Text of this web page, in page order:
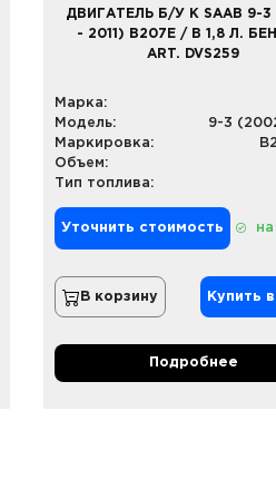
ДВИГАТЕЛЬ Б/У К SAAB 9-3
- 2011) B207E / B 1,8 Л.
ART. DVS259
Марка:
Модель:
9-3
Маркировка:
Объем:
Тип топлива:
Уточнить стоимость
В корзину Купить
Подробнее